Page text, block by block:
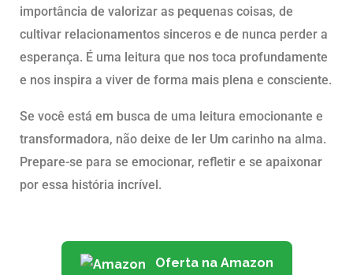
importância de valorizar as pequenas coisas, de
cultivar relacionamentos sinceros e de nunca perder a
esperança. É uma leitura que nos toca profundamente
e nos inspira a viver de forma mais plena e consciente.
Se você está em busca de uma leitura emocionante e
transformadora, não deixe de ler Um carinho na alma.
Prepare-se para se emocionar, refletir e se apaixonar
por essa história incrível.
Oferta na Amazon